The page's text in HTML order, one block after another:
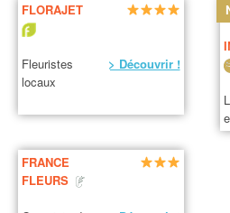
FLORAJET
Fleuristes
locaux
> Découvrir !
FRANCE
FLEURS